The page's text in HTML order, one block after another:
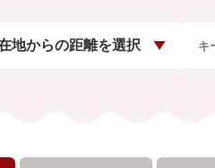
地からの距離を選択